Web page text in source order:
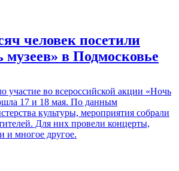
человек посетили
в Подмосковье
участие во всероссийской акции «Ночь
17 и 18 мая. По данным
культуры, мероприятия собрали
Для них провели концерты,
и многое другое.